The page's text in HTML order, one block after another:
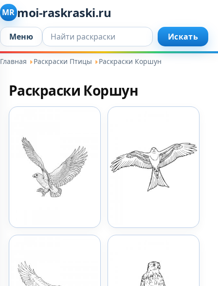
MR moi-raskraski.ru
Меню Искать... Искать
Главная Раскраски Птицы Раскраски Коршун
Раскраски Коршун